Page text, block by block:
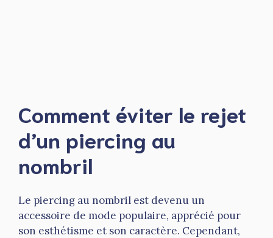
Comment éviter le rejet
d’un piercing au
nombril
Le piercing au nombril est devenu un
accessoire de mode populaire, apprécié pour
son esthétisme et son caractère. Cependant,